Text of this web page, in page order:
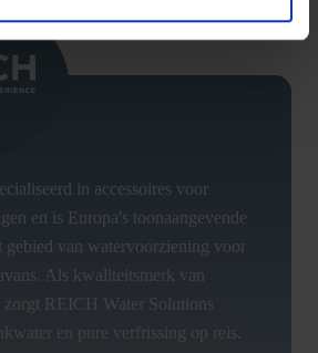
in accessoires voor
en is Europa's toonaangevende
gebied van watervoorziening voor
Als kwaliteitsmerk van
REICH Water Solutions
en pure verfrissing op reis.